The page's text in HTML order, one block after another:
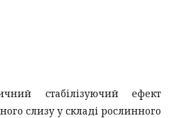
стабілізуючий ефект
слизу у складі рослинного